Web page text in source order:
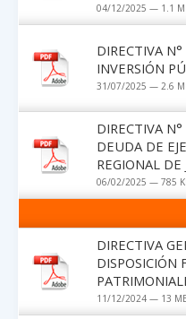
04/12/2025 — 1.1
DIRECTIVA
INVERSIÓN
31/07/2025 — 2.6
DIRECTIVA
DEUDA DE
REGIONAL DE
06/02/2025 — 785
DIRECTIVA
DISPOSICIÓN
11/12/2024 — 13